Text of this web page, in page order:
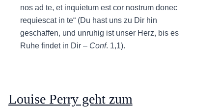
nos ad te, et inquietum est cor nostrum donec
requiescat in te“ (Du hast uns zu Dir hin
geschaffen, und unruhig ist unser Herz, bis es
Ruhe findet in Dir – Conf. 1,1).
Louise Perry geht zum